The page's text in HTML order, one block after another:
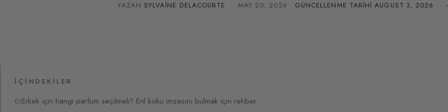
YAZAN SYLVAINE DELACOURTE · MAY 20, 2026 · GÜNCELLENME TARIHIAUGUST 3, 2026 ·
İÇINDEKILER
Erkek için hangi parfüm seçilmeli? Eril koku imzasını bulmak için rehber